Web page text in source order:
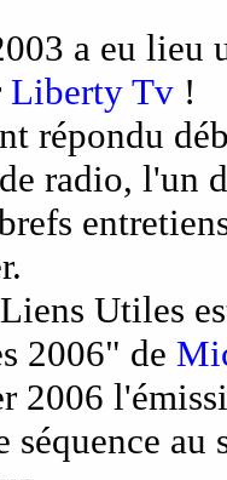
a eu lieu
Liberty Tv !
répondu
radio, l'un
Utiles
2006" de
2006
séquence